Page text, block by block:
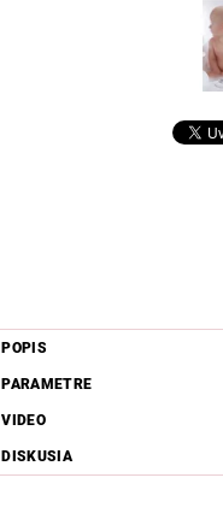
POPIS
PARAMETRE
VIDEO
DISKUSIA